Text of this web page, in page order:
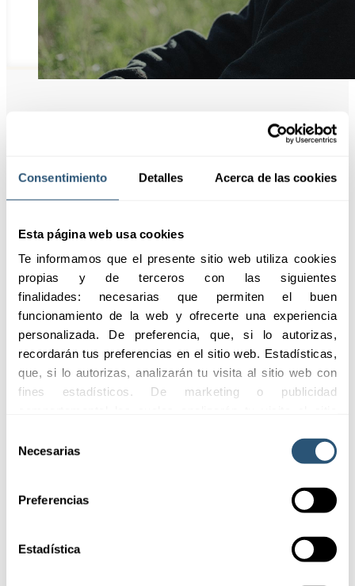
Consentimiento Detalles Acerca de las cookies
Esta página web usa cookies
Te informamos que el presente sitio web utiliza cookies
propias y de terceros con las siguientes
finalidades: necesarias que permiten el buen
funcionamiento de la web y ofrecerte una experiencia
personalizada. De preferencia, que, si lo autorizas,
recordarán tus preferencias en el sitio web. Estadísticas,
que, si lo autorizas, analizarán tu visita al sitio web con
fines estadísticos. De marketing o publicidad
publicidad, personalizar los anuncios y medir su
para consultar la Política de
Necesarias
Preferencias
Estadística
Protegemos tu inversión
agrícola con coberturas
integrales y
asesoramiento experto,
ofreciéndote
tranquilidad y seguridad
para gestionar tu
explotación sin
preocupaciones.